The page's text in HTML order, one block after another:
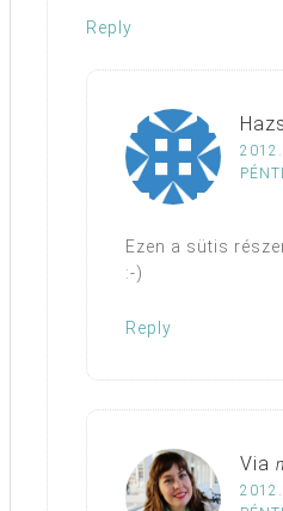
Reply
2012.
Ezen a sütis
:-)
Reply
Via
2012.